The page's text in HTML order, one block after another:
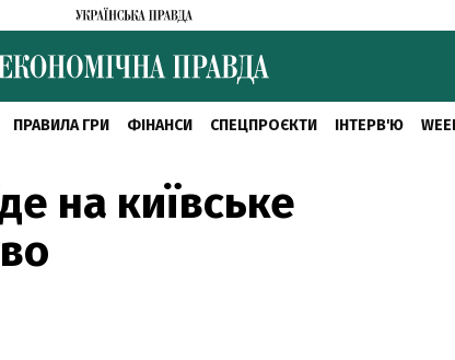
ПРАВИЛА ГРИ ФІНАНСИ СПЕЦПРОЄКТИ ІНТЕРВ'Ю
на київське